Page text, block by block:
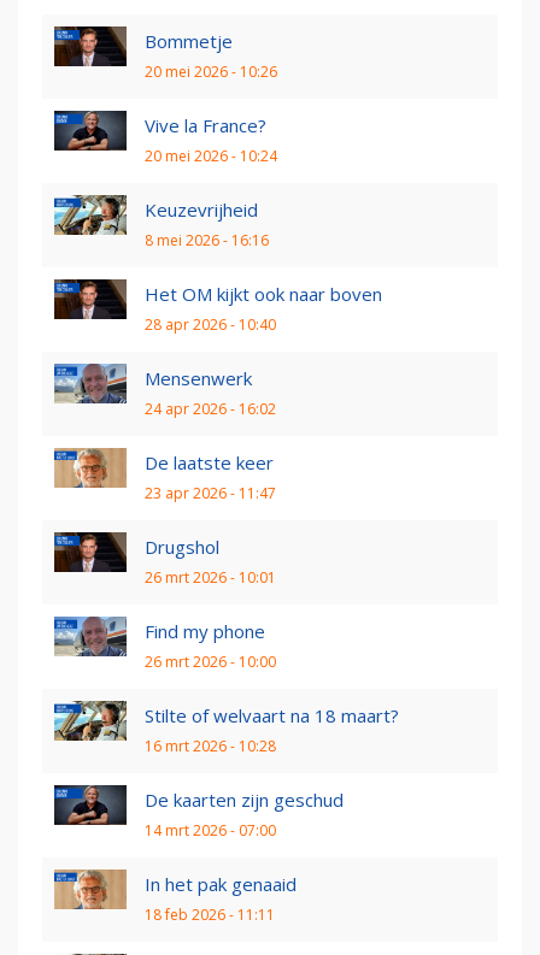
Bommetje
20 mei 2026 - 10:26
Vive la France?
20 mei 2026 - 10:24
Keuzevrijheid
8 mei 2026 - 16:16
Het OM kijkt ook naar boven
28 apr 2026 - 10:40
Mensenwerk
24 apr 2026 - 16:02
De laatste keer
23 apr 2026 - 11:47
Drugshol
26 mrt 2026 - 10:01
Find my phone
26 mrt 2026 - 10:00
Stilte of welvaart na 18 maart?
16 mrt 2026 - 10:28
De kaarten zijn geschud
14 mrt 2026 - 07:00
In het pak genaaid
18 feb 2026 - 11:11